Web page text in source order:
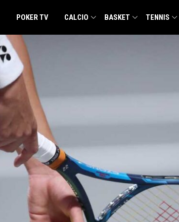
POKER TV CALCIO BASKET TENNIS